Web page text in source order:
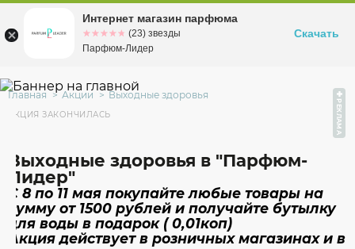
Омскул. Заозерная, 11, к. 1
РЕКЛАМА
Главная Акции Выходные здоровья
АКЦИЯ ЗАКОНЧИЛАСЬ
Выходные здоровья в "Парфюм-
Лидер"
С 8 по 11 мая покупайте любые товары на
сумму от 1500 рублей и получайте бутылку
для воды в подарок ( 0,01коп)
Акция действует в розничных магазинах и в
Интернет магазин парфюма
☆☆☆☆☆
★★★★★ (23) звезды
Парфюм-Лидер
Скачать